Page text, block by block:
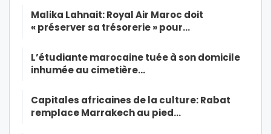
Malika Lahnait: Royal Air Maroc doit
« préserver sa trésorerie » pour…
L’étudiante marocaine tuée à son domicile
inhumée au cimetière…
Capitales africaines de la culture: Rabat
remplace Marrakech au pied…